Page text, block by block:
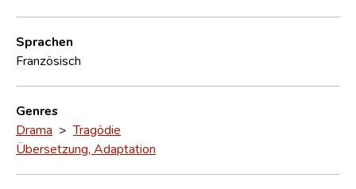
Sprachen
Französisch
Genres
Drama >Tragödie
Übersetzung, Adaptation